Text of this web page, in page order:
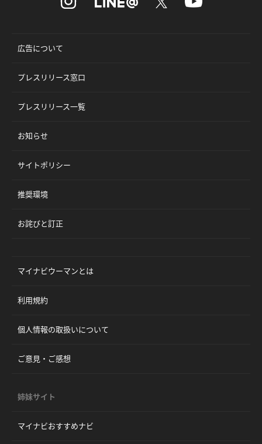
広告について
プレスリリース窓口
プレスリリース一覧
お知らせ
サイトポリシー
推奨環境
お詫びと訂正
マイナビウーマンとは
利用規約
個人情報の取扱いについて
ご意見・ご感想
姉妹サイト
マイナビおすすめナビ